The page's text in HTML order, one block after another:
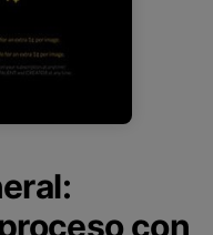
con